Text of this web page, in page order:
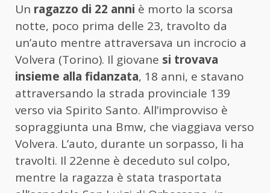
Un ragazzo di 22 anni è morto la scorsa
notte, poco prima delle 23, travolto da
un’auto mentre attraversava un incrocio a
Volvera (Torino). Il giovane si trovava
insieme alla fidanzata, 18 anni, e stavano
attraversando la strada provinciale 139
verso via Spirito Santo. All’improvviso è
sopraggiunta una Bmw, che viaggiava verso
Volvera. L’auto, durante un sorpasso, li ha
travolti. Il 22enne è deceduto sul colpo,
mentre la ragazza è stata trasportata